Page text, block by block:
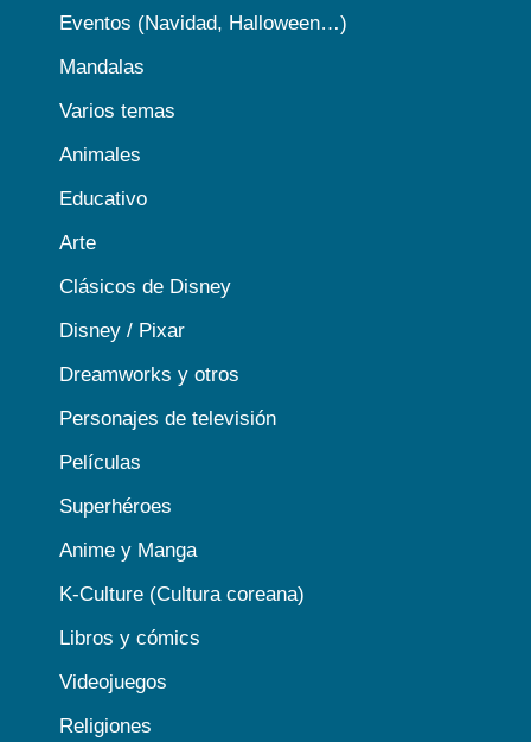
Eventos (Navidad, Halloween…)
Mandalas
Varios temas
Animales
Educativo
Arte
Clásicos de Disney
Disney / Pixar
Dreamworks y otros
Personajes de televisión
Películas
Superhéroes
Anime y Manga
K-Culture (Cultura coreana)
Libros y cómics
Videojuegos
Religiones